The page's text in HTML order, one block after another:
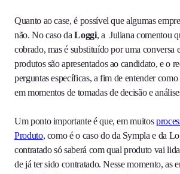
Quanto ao case, é possível que algumas
não. No caso daLoggi, a Juliana comentou
cobrado, mas é substituído por uma conversa
produtos são apresentados ao candidato, e o
perguntas específicas, a fim de entender como
em momentos de tomadas de decisão e
Um ponto importante é que, em muitos
Produto, como é o caso do da Sympla e da
contratado só saberá com qual produto vai
de já ter sido contratado. Nesse momento, as